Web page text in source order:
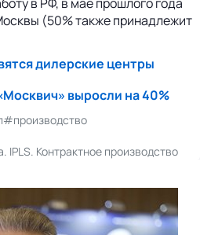
(50% также принадлежит
дилерские центры
выросли на 40%
#производство
Контрактное производство